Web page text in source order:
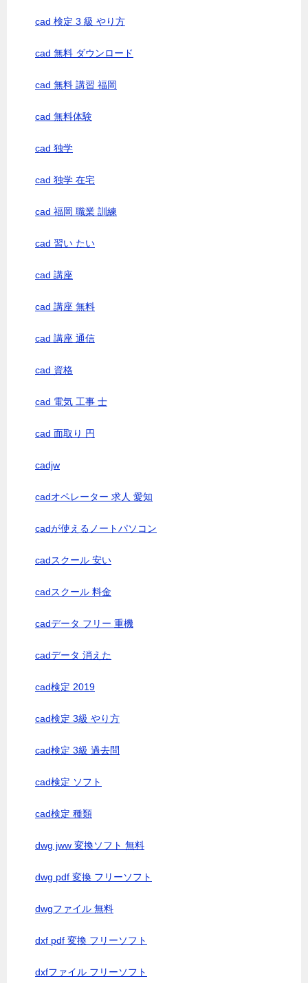
cad 検定 3 級 やり方
cad 無料 ダウンロード
cad 無料 講習 福岡
cad 無料体験
cad 独学
cad 独学 在宅
cad 福岡 職業 訓練
cad 習い たい
cad 講座
cad 講座 無料
cad 講座 通信
cad 資格
cad 電気 工事 士
cad 面取り 円
cadjw
cadオペレーター 求人 愛知
cadが使えるノートパソコン
cadスクール 安い
cadスクール 料金
cadデータ フリー 重機
cadデータ 消えた
cad検定 2019
cad検定 3級 やり方
cad検定 3級 過去問
cad検定 ソフト
cad検定 種類
dwg jww 変換ソフト 無料
dwg pdf 変換 フリーソフト
dwgファイル 無料
dxf pdf 変換 フリーソフト
dxfファイル フリーソフト